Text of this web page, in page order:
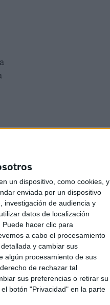
un dispositivo, como cookies, y
enviada por un dispositivo
investigación de audiencia y
datos de localización
hacer clic para
a cabo el procesamiento
y cambiar sus
algún procesamiento de sus
de rechazar tal
sus preferencias o retirar su
botón "Privacidad" en la parte